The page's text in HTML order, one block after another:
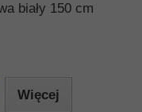
biały 150 cm
Więcej